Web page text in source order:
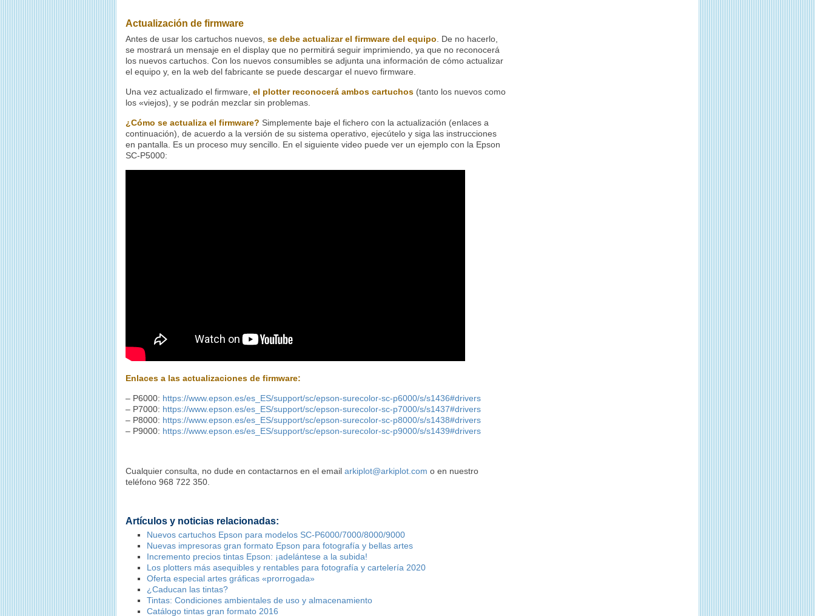
Actualización de firmware
Antes de usar los cartuchos nuevos, se debe actualizar el firmware del equipo. De no hacerlo,
se mostrará un mensaje en el display que no permitirá seguir imprimiendo, ya que no reconocerá
los nuevos cartuchos. Con los nuevos consumibles se adjunta una información de cómo actualizar
el equipo y, en la web del fabricante se puede descargar el nuevo firmware.
Una vez actualizado el firmware, el plotter reconocerá ambos cartuchos (tanto los nuevos como
los «viejos), y se podrán mezclar sin problemas.
¿Cómo se actualiza el firmware? Simplemente baje el fichero con la actualización (enlaces a
continuación), de acuerdo a la versión de su sistema operativo, ejecútelo y siga las instrucciones
en pantalla. Es un proceso muy sencillo. En el siguiente video puede ver un ejemplo con la Epson
SC-P5000:
Enlaces a las actualizaciones de firmware:
– P6000: https://www.epson.es/es_ES/support/sc/epson-surecolor-sc-p6000/s/s1436#drivers
– P7000: https://www.epson.es/es_ES/support/sc/epson-surecolor-sc-p7000/s/s1437#drivers
– P8000: https://www.epson.es/es_ES/support/sc/epson-surecolor-sc-p8000/s/s1438#drivers
– P9000: https://www.epson.es/es_ES/support/sc/epson-surecolor-sc-p9000/s/s1439#drivers
Cualquier consulta, no dude en contactarnos en el email arkiplot@arkiplot.com o en nuestro
teléfono 968 722 350.
Artículos y noticias relacionadas:
Nuevos cartuchos Epson para modelos SC-P6000/7000/8000/9000
Nuevas impresoras gran formato Epson para fotografía y bellas artes
Incremento precios tintas Epson: ¡adelántese a la subida!
Los plotters más asequibles y rentables para fotografía y cartelería 2020
Oferta especial artes gráficas «prorrogada»
¿Caducan las tintas?
Tintas: Condiciones ambientales de uso y almacenamiento
Catálogo tintas gran formato 2016